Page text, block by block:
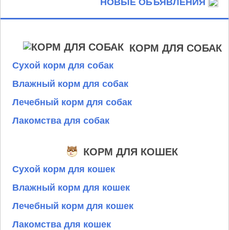
КОРМ ДЛЯ СОБАК
Сухой корм для собак
Влажный корм для собак
Лечебный корм для собак
Лакомства для собак
КОРМ ДЛЯ КОШЕК
Сухой корм для кошек
Влажный корм для кошек
Лечебный корм для кошек
Лакомства для кошек